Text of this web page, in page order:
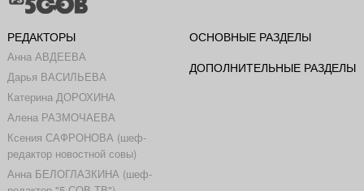
РЕДАКТОРЫ
Анна АВДЕЕВА
Дарья ВАСИЛЬЕВА
Катерина ДОРОХИНА
Алена РАЗМОЧАЕВА
Ксения САФРОНОВА (шеф-
редактор новостной совы)
Анна БЕЛОГЛАЗКИНА (шеф-
ОСНОВНЫЕ РАЗДЕЛЫ
ДОПОЛНИТЕЛЬНЫЕ РАЗДЕЛЫ